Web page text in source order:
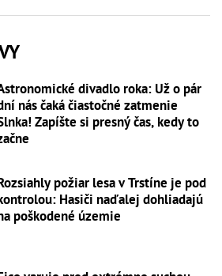
divadlo roka: Už o pár
nás čaká čiastočné zatmenie
Zapíšte si presný čas, kedy to
požiar lesa v Trstíne je pod
Hasiči naďalej dohliadajú
poškodené územie